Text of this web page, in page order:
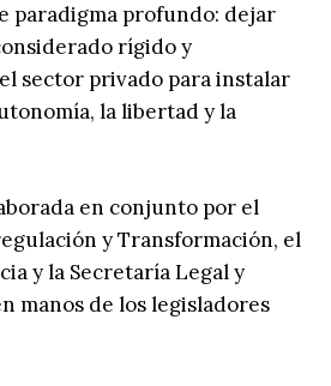
paradigma profundo: dejar
rígido y
sector privado para instalar
la libertad y la
en conjunto por el
y Transformación, el
y la Secretaría Legal y
manos de los legisladores